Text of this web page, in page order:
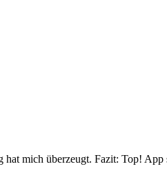
mich überzeugt. Fazit: Top!